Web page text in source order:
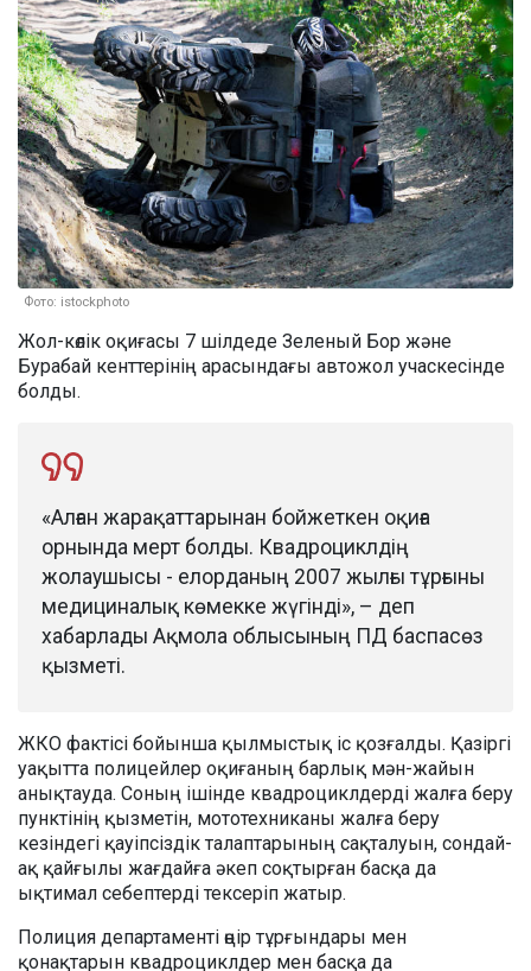
Фото: istockphoto
Жол-көлік оқиғасы 7 шілдеде Зеленый Бор және
Бурабай кенттерінің арасындағы автожол учаскесінде
болды.
«Алған жарақаттарынан бойжеткен оқиға
орнында мерт болды. Квадроциклдің
жолаушысы - елорданың 2007 жылғы тұрғыны
медициналық көмекке жүгінді», – деп
хабарлады Ақмола облысының ПД баспасөз
қызметі.
ЖКО фактісі бойынша қылмыстық іс қозғалды. Қазіргі
уақытта полицейлер оқиғаның барлық мән-жайын
анықтауда. Соның ішінде квадроциклдерді жалға беру
пунктінің қызметін, мототехниканы жалға беру
кезіндегі қауіпсіздік талаптарының сақталуын, сондай-
ақ қайғылы жағдайға әкеп соқтырған басқа да
ықтимал себептерді тексеріп жатыр.
Полиция департаменті өңір тұрғындары мен
қонақтарын квадроциклдер мен басқа да